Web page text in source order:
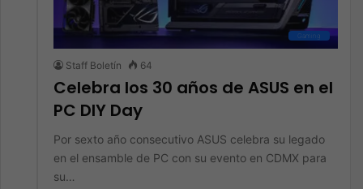
Gaming
Staff Boletín 64
Celebra los 30 años de ASUS en el
PC DIY Day
Por sexto año consecutivo ASUS celebra su legado
en el ensamble de PC con su evento en CDMX para
su…